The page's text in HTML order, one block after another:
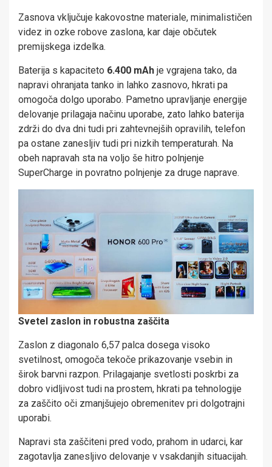
Zasnova vključuje kakovostne materiale, minimalističen
videz in ozke robove zaslona, kar daje občutek
premijskega izdelka.
Baterija s kapaciteto 6.400 mAh je vgrajena tako, da
napravi ohranjata tanko in lahko zasnovo, hkrati pa
omogoča dolgo uporabo. Pametno upravljanje energije
delovanje prilagaja načinu uporabe, zato lahko baterija
zdrži do dva dni tudi pri zahtevnejših opravilih, telefon
pa ostane zanesljiv tudi pri nizkih temperaturah. Na
obeh napravah sta na voljo še hitro polnjenje
SuperCharge in povratno polnjenje za druge naprave.
Svetel zaslon in robustna zaščita
Zaslon z diagonalo 6,57 palca dosega visoko
svetilnost, omogoča tekoče prikazovanje vsebin in
širok barvni razpon. Prilagajanje svetlosti poskrbi za
dobro vidljivost tudi na prostem, hkrati pa tehnologije
za zaščito oči zmanjšujejo obremenitev pri dolgotrajni
uporabi.
Napravi sta zaščiteni pred vodo, prahom in udarci, kar
zagotavlja zanesljivo delovanje v vsakdanjih situacijah.